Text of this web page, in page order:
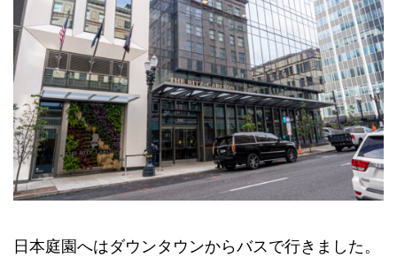
日本庭園へはダウンタウンからバスで行きました。